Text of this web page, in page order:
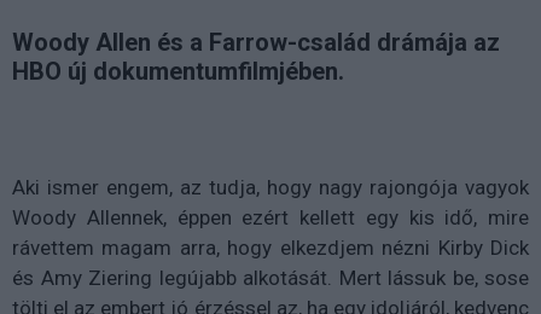
Woody Allen és a Farrow-család drámája az
HBO új dokumentumfilmjében.
Aki ismer engem, az tudja, hogy nagy rajongója vagyok
Woody Allennek, éppen ezért kellett egy kis idő, mire
rávettem magam arra, hogy elkezdjem nézni Kirby Dick
és Amy Ziering legújabb alkotását. Mert lássuk be, sose
tölti el az embert jó érzéssel az, ha egy idoljáról, kedvenc